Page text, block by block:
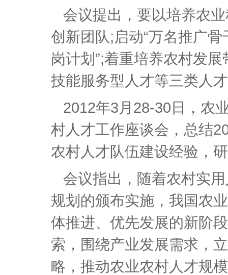
会议提出，要以培养农
创新团队;启动“万名推广
岗计划”;着重培养农村发
技能服务型人才等三类人才
2012年3月28-30日，农
村人才工作座谈会，总结
农村人才队伍建设经验，
会议指出，随着农村实
规划的颁布实施，我国农
体推进、优先发展的新阶
索，围绕产业发展需求，
略，推动农业农村人才规